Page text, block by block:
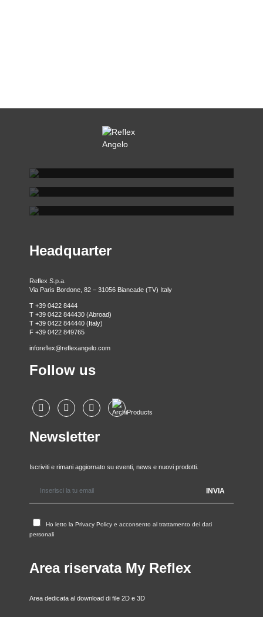
T +39 0422 849201
REFLEX SHOWROOM MILANO
T +39 02 80582955
REFLEX SHOWROOM BERLINO
Headquarter
Reflex S.p.a.
Via Paris Bordone, 82 – 31056 Biancade (TV) Italy
T +39 0422 8444
T +39 0422 844430 (Abroad)
T +39 0422 844440 (Italy)
F +39 0422 849765
inforeflex@reflexangelo.com
Follow us
Newsletter
Iscriviti e rimani aggiornato su eventi, news e nuovi prodotti.
Ho letto la Privacy Policy e acconsento al trattamento dei dati
personali
Area riservata My Reflex
Area dedicata al download di file 2D e 3D